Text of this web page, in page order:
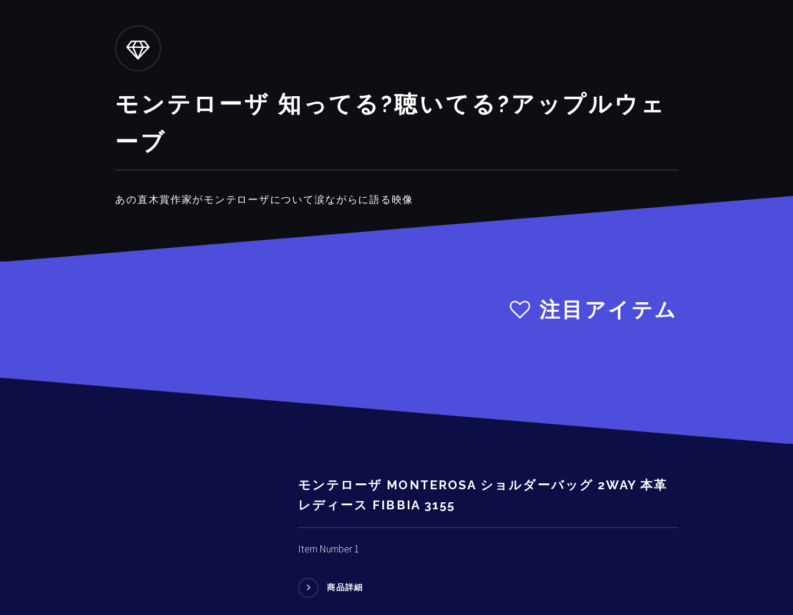
モンテローザ 知ってる?聴いてる?アップルウェ
ーブ
あの直木賞作家がモンテローザについて涙ながらに語る映像
注目アイテム
モンテローザ MONTEROSA ショルダーバッグ 2WAY 本革
レディース FIBBIA 3155
Item Number 1
商品詳細